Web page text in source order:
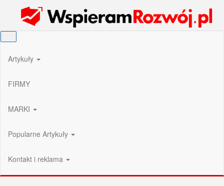
Wspieram Rozwój PL
Artykuły
FIRMY
MARKI
Popularne Artykuły
Kontakt i reklama